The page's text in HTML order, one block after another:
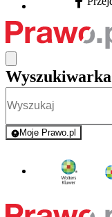
Facebook
Wyszukiwarka
Moje Prawo.pl
- rejestracja i